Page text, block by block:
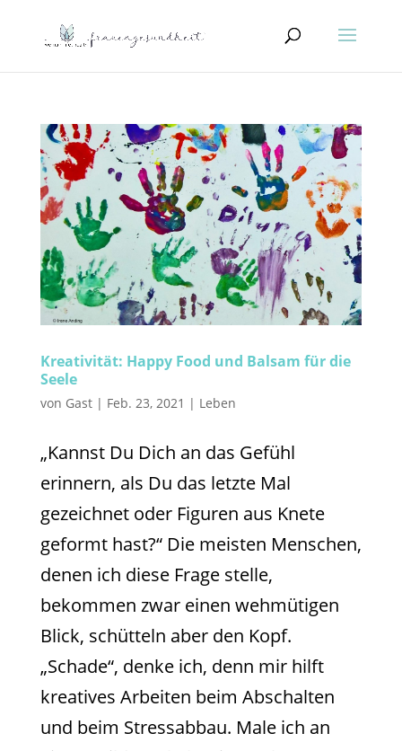
Kreativität: Happy Food und Balsam für die
Seele
von Gast| Feb. 23, 2021 | Leben
„Kannst Du Dich an das Gefühl
erinnern, als Du das letzte Mal
gezeichnet oder Figuren aus Knete
geformt hast?“ Die meisten Menschen,
denen ich diese Frage stelle,
bekommen zwar einen wehmütigen
Blick, schütteln aber den Kopf.
„Schade“, denke ich, denn mir hilft
kreatives Arbeiten beim Abschalten
und beim Stressabbau. Male ich an